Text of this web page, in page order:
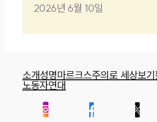
2026년 6월 10일
소개성명마르크스주의로 세상보기
노동자연대